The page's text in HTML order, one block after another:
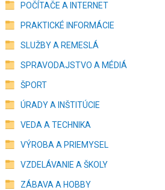
POČÍTAČE A INTERNET
PRAKTICKÉ INFORMÁCIE
SLUŽBY A REMESLÁ
SPRAVODAJSTVO A MÉDIÁ
ŠPORT
ÚRADY A INŠTITÚCIE
VEDA A TECHNIKA
VÝROBA A PRIEMYSEL
VZDELÁVANIE A ŠKOLY
ZÁBAVA A HOBBY